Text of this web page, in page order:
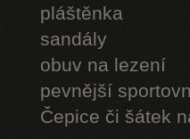
pláštěnka
sandály
obuv na lezení
pevnější
Čepice či šátek